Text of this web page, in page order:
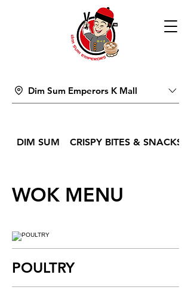
Dim Sum Emperors K Mall
DIM SUM CRISPY BITES & SNACKS
WOK MENU
POULTRY